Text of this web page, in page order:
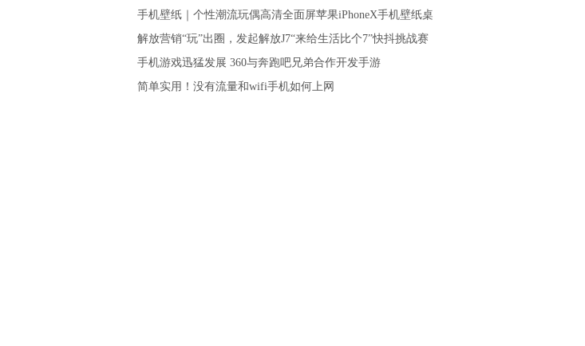
手机壁纸｜个性潮流玩偶高清全面屏苹果iPhoneX手机壁纸桌
解放营销“玩”出圈，发起解放J7“来给生活比个7”快抖挑战赛
手机游戏迅猛发展 360与奔跑吧兄弟合作开发手游
简单实用！没有流量和wifi手机如何上网